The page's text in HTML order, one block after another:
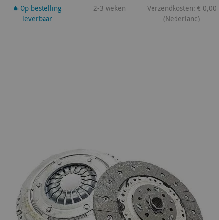
Op bestelling
leverbaar
2-3 weken
Verzendkosten: € 0,00
(Nederland)